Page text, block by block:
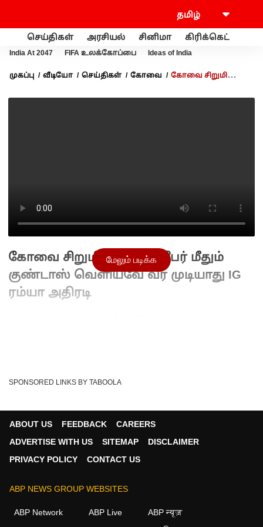
செய்திகள் அரசியல் சினிமா கிரிக்கெட்
India At 2047 FIFA உலக்கோப்பை Ideas of India
முகப்பு வீடியோ செய்திகள் கோவை
கோவை சிறுமி
அதிரடி
கோவை சிறுமி வழக்கு 2 பேர் மீதும்
குண்டாஸ் வெளியவே வர முடியாது IG
ரம்யா அதிரடி
Written By :ABP NADU
தமிழ்நாட்டையே உலுக்கிய கோவை சிறுமி பாலியல் வன்கொடுமை
மேலும் படிக்க
SPONSORED LINKS BY TABOOLA
ABOUT US FEEDBACK
CAREERS
ADVERTISE WITH US
SITEMAP
DISCLAIMER
PRIVACY POLICY
CONTACT US
ABP NEWS GROUP WEBSITES
ABP Network ABP Live
ABP न्यूज़